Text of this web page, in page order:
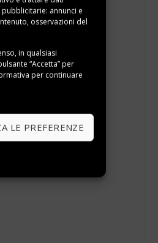
annunci e
osservazioni del
in qualsiasi
“Accetta” per
per continuare
LE PREFERENZE